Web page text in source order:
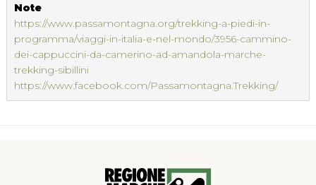
Note
https://www.passamontagna.org/trekking-a-piedi-in-
programma/viaggi-in-italia-e-nel-mondo/3956-cammino-
dei-cappuccini-da-camerino-ad-amandola-marche-
trekking-sibillini
https://www.facebook.com/Passamontagna.Trekking/